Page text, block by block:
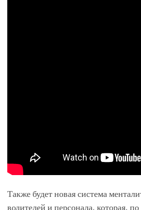
Также будет новая система
водителей и персонала, которая,